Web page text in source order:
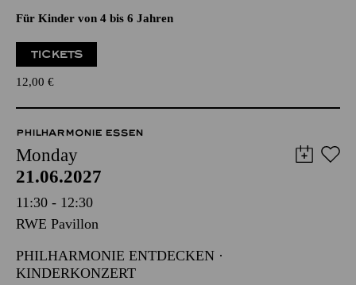
Für Kinder von 4 bis 6 Jahren
TICKETS
12,00 €
PHILHARMONIE ESSEN
Monday
21.06.2027
11:30 - 12:30
RWE Pavillon
PHILHARMONIE ENTDECKEN ·
KINDERKONZERT